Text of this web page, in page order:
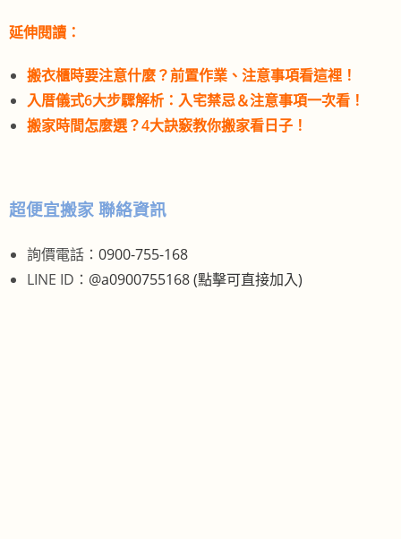
延伸閱讀：
搬衣櫃時要注意什麼？前置作業、注意事項看這裡！
入厝儀式6大步驟解析：入宅禁忌＆注意事項一次看！
搬家時間怎麼選？4大訣竅教你搬家看日子！
超便宜搬家 聯絡資訊
詢價電話： 0900-755-168
LINE ID： @a0900755168 (點擊可直接加入)